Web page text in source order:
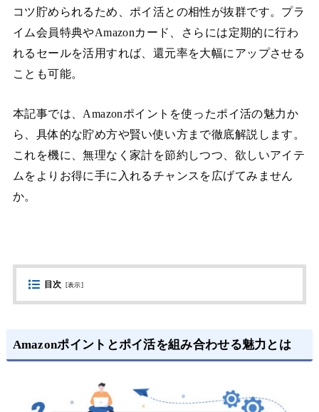
コツ貯められるため、ポイ活との相性が抜群です。プラ
イム会員特典やAmazonカード、さらには定期的に行わ
れるセールを活用すれば、還元率を大幅にアップさせる
ことも可能。
本記事では、Amazonポイントを使ったポイ活の魅力か
ら、具体的な貯め方や賢い使い方まで徹底解説します。
これを機に、無理なく家計を節約しつつ、欲しいアイテ
ムをよりお得に手に入れるチャンスを広げてみません
か。
目次 [表示]
Amazonポイントとポイ活を組み合わせる魅力とは